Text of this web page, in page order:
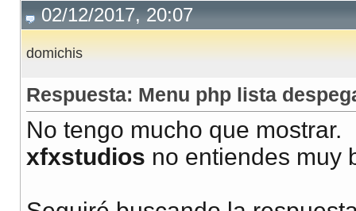
02/12/2017, 20:07
domichis
Respuesta: Menu php lista
No tengo mucho que mostrar.
xfxstudios no entiendes muy